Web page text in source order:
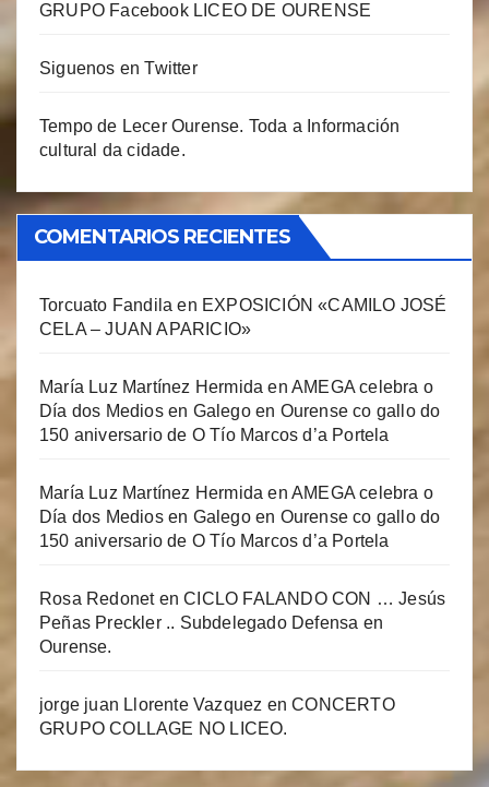
GRUPO Facebook LICEO DE OURENSE
Siguenos en Twitter
Tempo de Lecer Ourense. Toda a Información
cultural da cidade.
COMENTARIOS RECIENTES
Torcuato Fandila en EXPOSICIÓN «CAMILO JOSÉ
CELA – JUAN APARICIO»
María Luz Martínez Hermida enAMEGA celebra o
Día dos Medios en Galego en Ourense co gallo do
150 aniversario de O Tío Marcos d’a Portela
María Luz Martínez Hermida enAMEGA celebra o
Día dos Medios en Galego en Ourense co gallo do
150 aniversario de O Tío Marcos d’a Portela
Rosa RedonetenCICLO FALANDO CON … Jesús
Peñas Preckler .. Subdelegado Defensa en
Ourense.
jorge juan Llorente Vazquez enCONCERTO
GRUPO COLLAGE NO LICEO.